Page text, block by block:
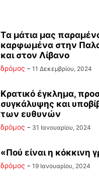
Tα μάτια μας
καρφωμένα στην
και στον Λίβανο
δρόμος - 11 Δεκεμβρίου, 2024
Κρατικό έγκλημα,
συγκάλυψης και
των ευθυνών
δρόμος - 31 Ιανουαρίου, 2024
«Πού είναι η κόκκινη
δρόμος - 19 Ιανουαρίου, 2024